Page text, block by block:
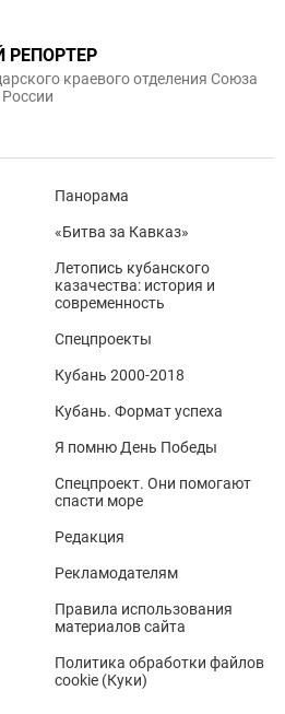
РЕПОРТЕР
краевого отделения Союза
Панорама
«Битва за Кавказ»
Летопись кубанского
казачества: история и
современность
Спецпроекты
Кубань 2000-2018
Кубань. Формат успеха
Я помню День Победы
Спецпроект. Они помогают
спасти море
Редакция
Рекламодателям
Правила использования
материалов сайта
Политика обработки файлов
cookie (Куки)